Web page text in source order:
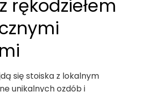
rękodziełem
się stoiska z lokalnym
unikalnych ozdób i